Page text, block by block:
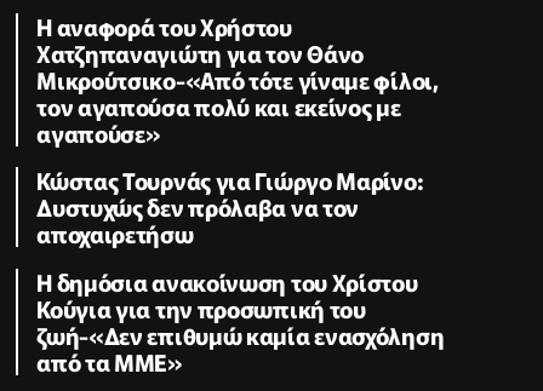
Η αναφορά του Χρήστου
Χατζηπαναγιώτη για τον Θάνο
Μικρούτσικο-«Από τότε γίναμε φίλοι,
τον αγαπούσα πολύ και εκείνος με
αγαπούσε»
Κώστας Τουρνάς για Γιώργο Μαρίνο:
Δυστυχώς δεν πρόλαβα να τον
αποχαιρετήσω
Η δημόσια ανακοίνωση του Χρίστου
Κούγια για την προσωπική του
ζωή-«Δεν επιθυμώ καμία ενασχόληση
από τα ΜΜΕ»